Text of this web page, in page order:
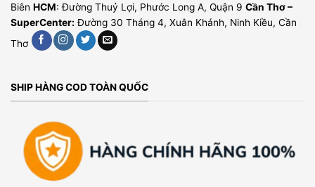
Biên HCM: Đường Thuỷ Lợi, Phước Long A, Quận 9 Cần Thơ –
SuperCenter: Đường 30 Tháng 4, Xuân Khánh, Ninh Kiều, Cần
Thơ
SHIP HÀNG COD TOÀN QUỐC